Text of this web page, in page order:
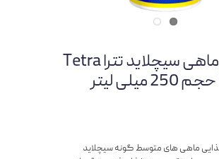
غذای استیکی ماهی سیچلاید تترا Tetra
غذایی ماهی های متوسط گونه سیچلاید